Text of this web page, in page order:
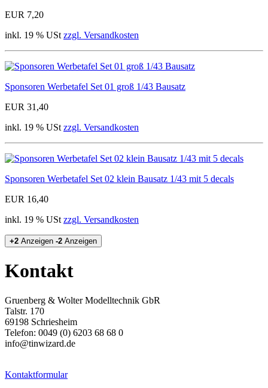
EUR 7,20
inkl. 19 % USt zzgl. Versandkosten
Sponsoren Werbetafel Set 01 groß 1/43 Bausatz
EUR 31,40
inkl. 19 % USt zzgl. Versandkosten
Sponsoren Werbetafel Set 02 klein Bausatz 1/43 mit 5 decals
EUR 16,40
inkl. 19 % USt zzgl. Versandkosten
+2 Anzeigen -2 Anzeigen
Kontakt
Gruenberg & Wolter Modelltechnik GbR
Talstr. 170
69198 Schriesheim
Telefon: 0049 (0) 6203 68 68 0
info@tinwizard.de
Kontaktformular